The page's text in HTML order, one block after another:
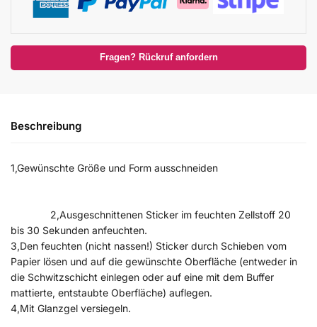
Fragen? Rückruf anfordern
Beschreibung
1,Gewünschte Größe und Form ausschneiden
2,Ausgeschnittenen Sticker im feuchten Zellstoff 20
bis 30 Sekunden anfeuchten.
3,Den feuchten (nicht nassen!) Sticker durch Schieben vom
Papier lösen und auf die gewünschte Oberfläche (entweder in
die Schwitzschicht einlegen oder auf eine mit dem Buffer
mattierte, entstaubte Oberfläche) auflegen.
4,Mit Glanzgel versiegeln.